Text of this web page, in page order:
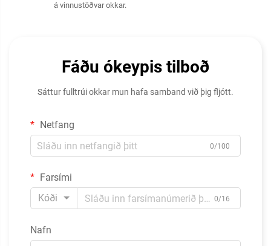
á vinnustöðvar okkar.
Fáðu ókeypis tilboð
Sáttur fulltrúi okkar mun hafa samband við þig fljótt.
Netfang
0/100
Farsími
Kóði
0/16
Nafn